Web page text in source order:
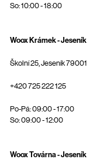
So: 10:00 - 18:00
Woox Krámek - Jeseník
Školní 25, Jeseník 79001
+420 725 222 125
Po-Pá: 09:00 - 17:00
So: 09:00 - 12:00
Woox Továrna - Jeseník